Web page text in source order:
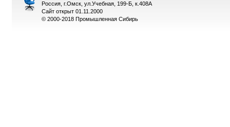
Россия, г.Омск, ул.Учебная, 199-Б, к.408А
Сайт открыт 01.11.2000
© 2000-2018 Промышленная Сибирь